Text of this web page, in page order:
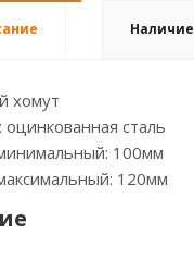
Наличие
хомут
сталь
100мм
120мм